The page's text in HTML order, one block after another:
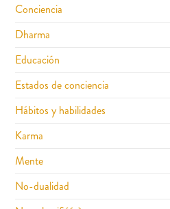
Conciencia
Dharma
Educación
Estados de conciencia
Hábitos y habilidades
Karma
Mente
No-dualidad